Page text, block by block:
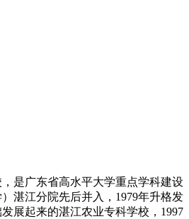
是广东省高水平大学重点学科建设
湛江分院先后并入，1979年升格发
展起来的湛江农业专科学校，1997